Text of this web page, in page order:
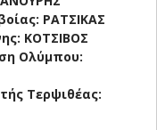
ΡΑΤΣΙΚΑΣ
ΚΟΤΣΙΒΟΣ
Ολύμπου:
Τερψιθέας: